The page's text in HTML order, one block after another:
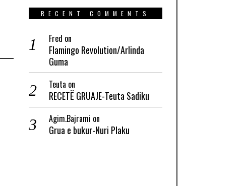
RECENT COMMENTS
Fred on
Flamingo Revolution/Arlinda
Guma
Teuta on
RECETË GRUAJE-Teuta Sadiku
Agim.Bajrami on
Grua e bukur-Nuri Plaku